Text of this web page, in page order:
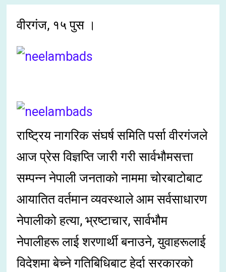
वीरगंज, १५ पुस ।
राष्ट्रिय नागरिक संघर्ष समिति पर्सा वीरगंजले
आज प्रेस विज्ञप्ति जारी गरी सार्वभौमसत्ता
सम्पन्न नेपाली जनताको नाममा चोरबाटोबाट
आयातित वर्तमान व्यवस्थाले आम सर्वसाधारण
नेपालीको हत्या, भ्रष्टाचार, सार्वभौम
नेपालीहरू लाई शरणार्थी बनाउने, युवाहरूलाई
विदेशमा बेच्ने गतिबिधिबाट हेर्दा सरकारको